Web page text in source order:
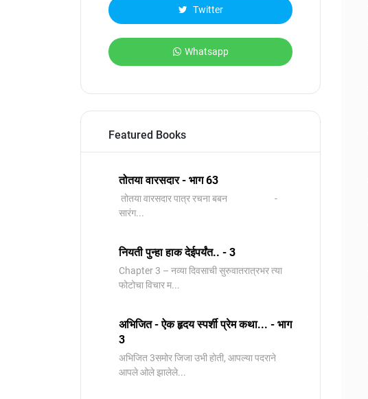
Twitter
Whatsapp
Featured Books
तोतया वारसदार - भाग 63
तोतया वारसदार पात्र रचना बबन -
सारंग...
नियती पुन्हा हाक देईपर्यंत.. - 3
Chapter 3 – नव्या दिवसाची सुरुवातरात्रभर त्या
फोटोचा विचार म...
अभिजित - ऐक हृदय स्पर्शी प्रेम कथा... - भाग
3
️अभिजित ️3समोर जिजा उभी होती, आपल्या पदराने
आपले ओले झालेले...